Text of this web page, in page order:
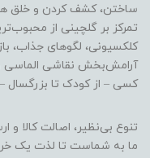
ساختن، کشف کردن و خلق
تمرکز بر گلچینی از
کلکسیونی، لگوهای جذاب،
آرامش‌بخش نقاشی الماسی و
کسی – از کودک تا بزرگسال
تنوع بی‌نظیر، اصالت کالا و
ما به شماست تا لذت یک